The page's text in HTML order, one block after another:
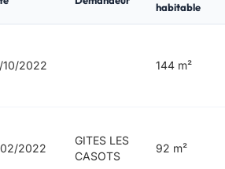
habitable
10/2022 144 m²
2022
GITES LES
CASOTS
92 m²